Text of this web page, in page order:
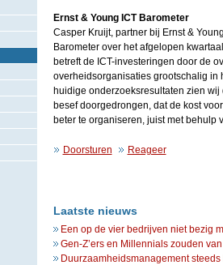
Ernst & Young ICT Barometer
Casper Kruijt, partner bij Ernst &
Barometer over het afgelopen
betreft de ICT-investeringen door de
overheidsorganisaties grootschalig in
huidige onderzoeksresultaten zien
besef doorgedrongen, dat de kost
beter te organiseren, juist met behulp
Doorsturen Reageer
Laatste nieuws
Een op de vier bedrijven niet bezig
Gen-Z’ers en Millennials zouden
Duurzaamheidsmanagement